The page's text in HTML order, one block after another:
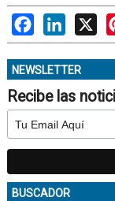
FacebookLinkedIn
X
NEWSLETTER
Recibe las
BUSCADOR